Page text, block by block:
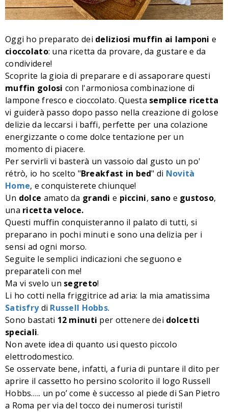
Oggi ho preparato dei deliziosi muffin ai lamponie
cioccolato: una ricetta da provare, da gustare e da
condividere!
Scoprite la gioia di preparare e di assaporare questi
muffin golosi con l'armoniosa combinazione di
lampone fresco e cioccolato. Questa semplice ricetta
vi guiderà passo dopo passo nella creazione di golose
delizie da leccarsi i baffi, perfette per una colazione
energizzante o come dolce tentazione per un
momento di piacere.
Per servirli vi basterà un vassoio dal gusto un po'
rétrò, io ho scelto "Breakfast in bed" di Novità
Home, e conquisterete chiunque!
Un dolce amato da grandi e piccini, sano e gustoso,
una ricetta veloce.
Questi muffin conquisteranno il palato di tutti, si
preparano in pochi minuti e sono una delizia per i
sensi ad ogni morso.
Seguite le semplici indicazioni che seguono e
preparateli con me!
Ma vi svelo un segreto!
Li ho cotti nella friggitrice ad aria: la mia amatissima
Satisfrydi Russell Hobbs.
Sono bastati 12 minuti per ottenere dei dolcetti
speciali.
Non avete idea di quanto usi questo piccolo
elettrodomestico.
Se osservate bene, infatti, a furia di puntare il dito per
aprire il cassetto ho persino scolorito il logo Russell
Hobbs….. un po’ come è successo al piede di San Pietro
a Roma per via del tocco dei numerosi turisti!